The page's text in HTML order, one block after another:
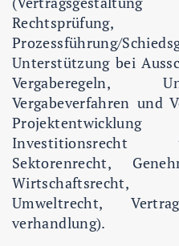
Rechtsprüfung,
Prozessführung/
Unterstützung bei
Vergaberegeln,
Vergabeverfahren und
Projektentwicklung
Investitionsrecht
Sektorenrecht,
Wirtschaftsrecht,
Umweltrecht,
verhandlung).